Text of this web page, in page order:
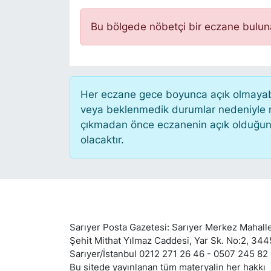
Bu bölgede nöbetçi bir eczane
Her eczane gece boyunca açık
veya beklenmedik durumlar
çıkmadan önce eczanenin açık
olacaktır.
Sarıyer Posta Gazetesi: Sarıyer Merkez
Şehit Mithat Yılmaz Caddesi, Yar Sk. No:2,
Sarıyer/İstanbul 0212 271 26 46 - 0507 245 82
Bu sitede yayınlanan tüm materyalin her hakkı
KÖŞE YAZILARI
MAGAZİN
RÖPORTAJ
SARIYER İMAR BARIŞI
SEKTÖR